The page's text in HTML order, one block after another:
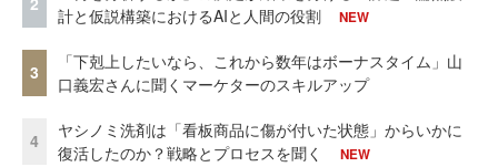
計と仮説構築におけるAIと人間の役割
NEW
3
「下剋上したいなら、これから数年はボーナスタイム」山
口義宏さんに聞くマーケターのスキルアップ
4
ヤシノミ洗剤は「看板商品に傷が付いた状態」からいかに
復活したのか？戦略とプロセスを聞く
NEW